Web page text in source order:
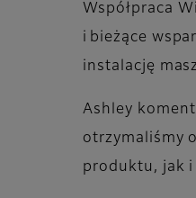
Współpraca
i bieżące
instalację
Ashley
otrzymaliśmy
produktu, jak i